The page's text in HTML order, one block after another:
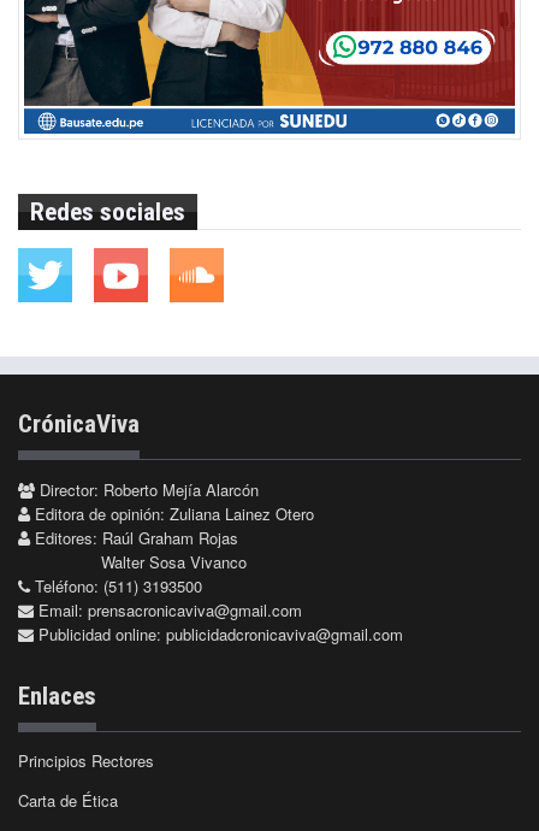
Redes sociales
CrónicaViva
Director: Roberto Mejía Alarcón
Editora de opinión: Zuliana Lainez Otero
Editores: Raúl Graham Rojas
Walter Sosa Vivanco
Teléfono: (511) 3193500
Email: prensacronicaviva@gmail.com
Publicidad online: publicidadcronicaviva@gmail.com
Enlaces
Principios Rectores
Carta de Ética